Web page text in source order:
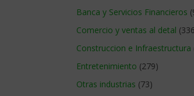
Banca y Servicios Financieros
Comercio y ventas al detal
Construccion e Infraestructura
Entretenimiento (279)
Otras industrias (73)